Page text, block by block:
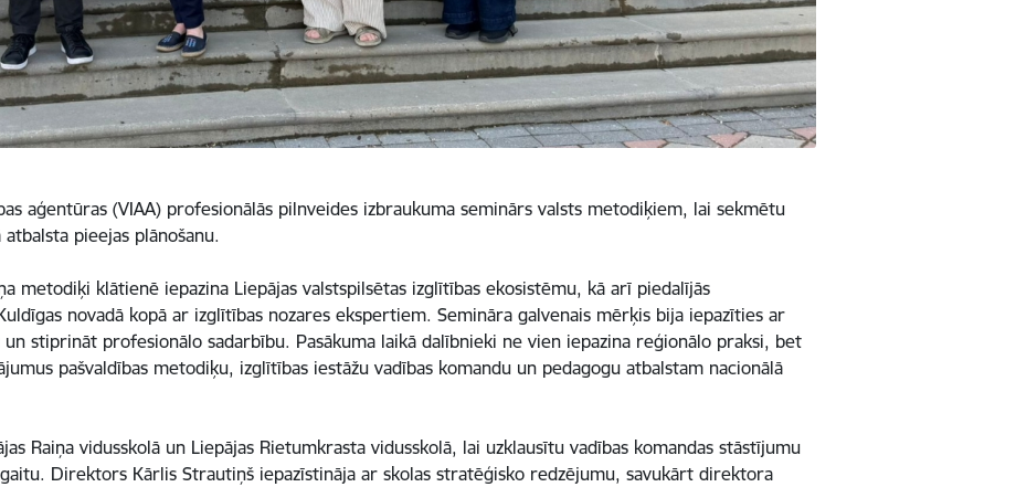
aģentūras (VIAA) profesionālās pilnveides izbraukuma seminārs valsts metodiķiem, lai sekmētu
pieejas plānošanu.
metodiķi klātienē iepazina Liepājas valstspilsētas izglītības ekosistēmu, kā arī piedalījās
novadā kopā ar izglītības nozares ekspertiem. Semināra galvenais mērķis bija iepazīties ar
stiprināt profesionālo sadarbību. Pasākuma laikā dalībnieki ne vien iepazina reģionālo praksi, bet
pašvaldības metodiķu, izglītības iestāžu vadības komandu un pedagogu atbalstam nacionālā
Raiņa vidusskolā un Liepājas Rietumkrasta vidusskolā, lai uzklausītu vadības komandas stāstījumu
Direktors Kārlis Strautiņš iepazīstināja ar skolas stratēģisko redzējumu, savukārt direktora